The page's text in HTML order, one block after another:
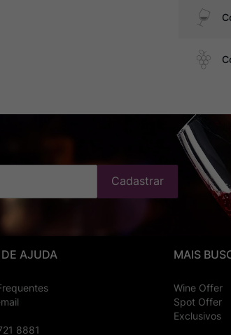
Cadastrar
AJUDA
8881
MAIS
Wine Offer
Spot Offer
Exclusivos